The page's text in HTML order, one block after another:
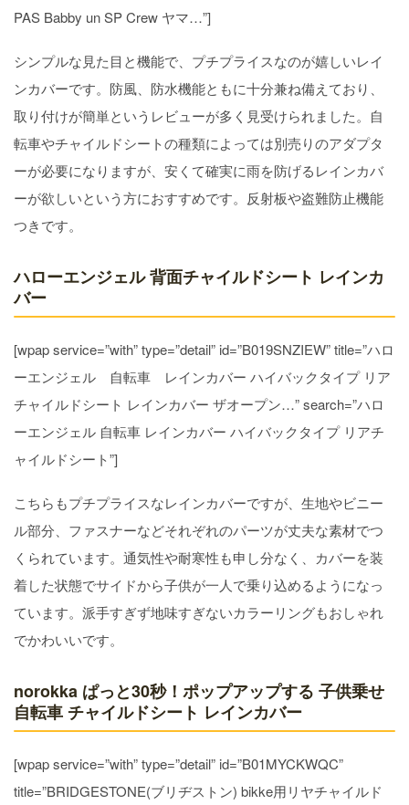
PAS Babby un SP Crew ヤマ…”]
シンプルな見た目と機能で、プチプライスなのが嬉しいレイ
ンカバーです。防風、防水機能ともに十分兼ね備えており、
取り付けが簡単というレビューが多く見受けられました。自
転車やチャイルドシートの種類によっては別売りのアダプタ
ーが必要になりますが、安くて確実に雨を防げるレインカバ
ーが欲しいという方におすすめです。反射板や盗難防止機能
つきです。
ハローエンジェル 背面チャイルドシート レインカ
バー
[wpap service=”with” type=”detail” id=”B019SNZIEW” title=”ハロ
ーエンジェル 自転車 レインカバー ハイバックタイプ リア
チャイルドシート レインカバー ザオープン…” search=”ハロ
ーエンジェル 自転車 レインカバー ハイバックタイプ リアチ
ャイルドシート”]
こちらもプチプライスなレインカバーですが、生地やビニー
ル部分、ファスナーなどそれぞれのパーツが丈夫な素材でつ
くられています。通気性や耐寒性も申し分なく、カバーを装
着した状態でサイドから子供が一人で乗り込めるようになっ
ています。派手すぎず地味すぎないカラーリングもおしゃれ
でかわいいです。
norokka ぱっと30秒！ポップアップする 子供乗せ
自転車 チャイルドシート レインカバー
[wpap service=”with” type=”detail” id=”B01MYCKWQC”
title=”BRIDGESTONE(ブリヂストン) bikke用リヤチャイルド